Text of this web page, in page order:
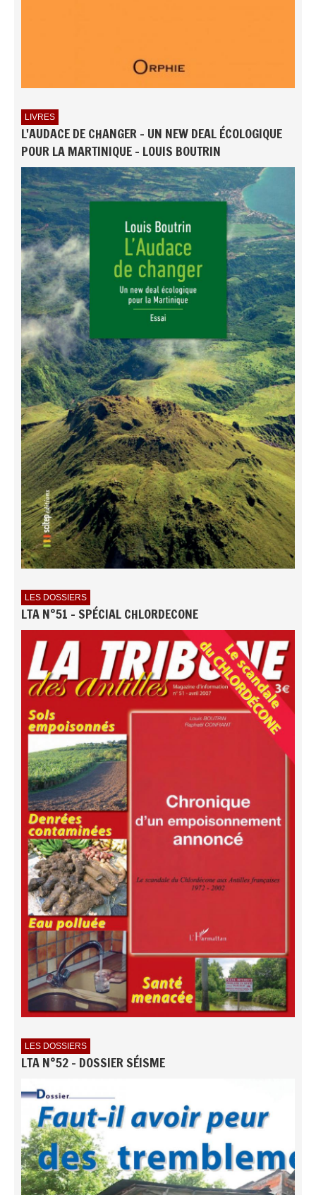
LIVRES
L'AUDACE DE CHANGER - UN NEW DEAL ÉCOLOGIQUE
POUR LA MARTINIQUE - LOUIS BOUTRIN
LES DOSSIERS
LTA N°51 - SPÉCIAL CHLORDECONE
LES DOSSIERS
LTA N°52 - DOSSIER SÉISME